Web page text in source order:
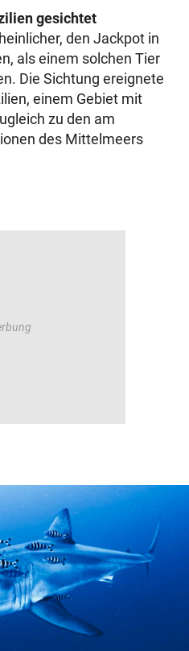
gesichtet
den Jackpot in
als einem solchen Tier
Die Sichtung ereignete
einem Gebiet mit
zu den am
des Mittelmeers